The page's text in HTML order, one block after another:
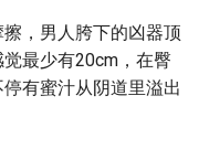
，男人胯下的凶器顶
最少有20cm，在臀
有蜜汁从阴道里溢出